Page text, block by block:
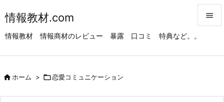
情報教材.com
情報教材 情報商材のレビュー 暴露 口コミ 特典など。。

前へ
ホーム > 恋愛コミュニケーション